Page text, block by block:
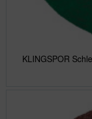
KLINGSPOR